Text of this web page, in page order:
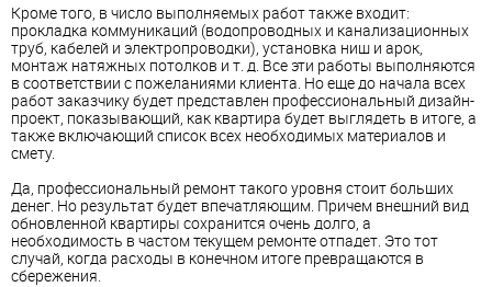
Кроме того, в число выполняемых работ также входит:
прокладка коммуникаций (водопроводных и канализационных
труб, кабелей и электропроводки), установка ниш и арок,
монтаж натяжных потолков и т. д. Все эти работы выполняются
в соответствии с пожеланиями клиента. Но еще до начала всех
работ заказчику будет представлен профессиональный дизайн-
проект, показывающий, как квартира будет выглядеть в итоге, а
также включающий список всех необходимых материалов и
смету.
Да, профессиональный ремонт такого уровня стоит больших
денег. Но результат будет впечатляющим. Причем внешний вид
обновленной квартиры сохранится очень долго, а
необходимость в частом текущем ремонте отпадет. Это тот
случай, когда расходы в конечном итоге превращаются в
сбережения.